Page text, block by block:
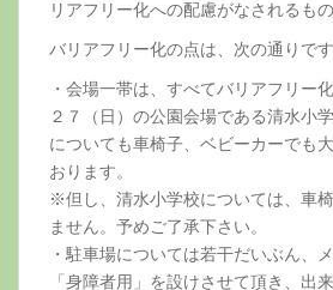
リアフリー化への配慮がなされるも
バリアフリー化の点は、次の通りです
・会場一帯は、すべてバリアフリー
２７（日）の公園会場である清水小
についても車椅子、ベビーカーでも
おります。
※但し、清水小学校については、車
ません。予めご了承下さい。
・駐車場については若干だいぶん、
「身障者用」を設けさせて頂き、出